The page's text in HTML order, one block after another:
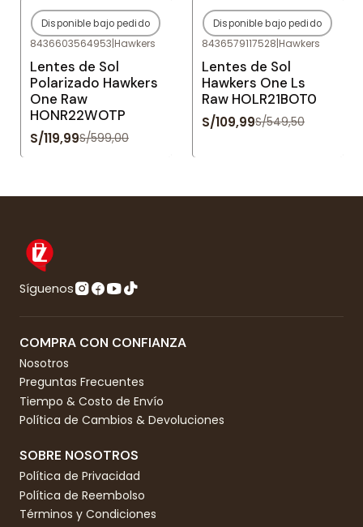
-80%OFF
Agotado
Disponible bajo pedido
8436603564953|Hawkers
Lentes de Sol
Polarizado Hawkers
One Raw
HONR22WOTP
S/119,99S/599,00
-80%OFF
Agotado
Disponible bajo pedido
8436579117528|Hawkers
Lentes de Sol
Hawkers One Ls
Raw HOLR21BOT0
S/109,99S/549,50
Síguenos
COMPRA CON CONFIANZA
Nosotros
Preguntas Frecuentes
Tiempo & Costo de Envío
Política de Cambios & Devoluciones
SOBRE NOSOTROS
Política de Privacidad
Política de Reembolso
Términos y Condiciones